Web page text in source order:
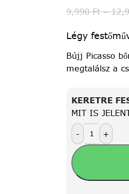
9,990Ft –
Légy
Bújj Picasso
megtalálsz a
KERETRE
MIT IS
-
+